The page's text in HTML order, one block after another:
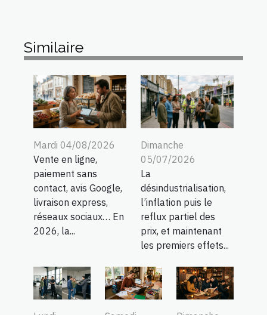
Similaire
Mardi 04/08/2026
Vente en ligne,
paiement sans
contact, avis Google,
livraison express,
réseaux sociaux… En
2026, la...
Dimanche
05/07/2026
La
désindustrialisation,
l’inflation puis le
reflux partiel des
prix, et maintenant
les premiers effets...